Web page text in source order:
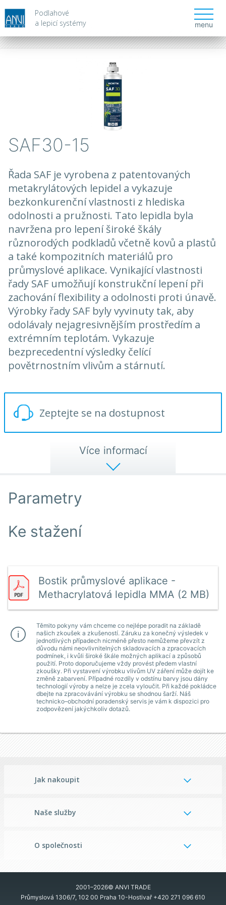
Podlahové
a lepicí systémy
menu
SAF30-15
Řada SAF je vyrobena z patentovaných
metakrylátových lepidel a vykazuje
bezkonkurenční vlastnosti z hlediska
odolnosti a pružnosti. Tato lepidla byla
navržena pro lepení široké škály
různorodých podkladů včetně kovů a plastů
a také kompozitních materiálů pro
průmyslové aplikace. Vynikající vlastnosti
řady SAF umožňují konstrukční lepení při
zachování flexibility a odolnosti proti únavě.
Výrobky řady SAF byly vyvinuty tak, aby
odolávaly nejagresivnějším prostředím a
extrémním teplotám. Vykazuje
bezprecedentní výsledky čelící
povětrnostním vlivům a stárnutí.
Zeptejte se na dostupnost
Více informací
Parametry
Ke stažení
Bostik průmyslové aplikace -
Methacrylatová lepidla MMA (2 MB)
Těmito pokyny vám chceme co nejlépe poradit na základě
našich zkoušek a zkušeností. Záruku za konečný výsledek v
jednotlivých případech nicméně přesto nemůžeme převzít z
důvodu námi neovlivnitelných skladovacích a zpracovacích
podmínek, i kvůli široké škále možných aplikací a způsobů
použití. Proto doporučujeme vždy provést předem vlastní
zkoušky. Při vystavení výrobku vlivům UV záření může dojít ke
změně zabarvení. Případné rozdíly v odstínu barvy jsou dány
technologií výroby a nelze je zcela vyloučit. Při každé pokládce
dbejte na zpracovávání výrobku se shodnou šarží. Náš
technicko–obchodní poradenský servis je vám k dispozici pro
zodpovězení jakýchkoliv dotazů.
Jak nakoupit
Naše služby
O společnosti
2001–2026© ANVI TRADE
Průmyslová 1306/7, 102 00 Praha 10-Hostivař +420 271 096 610